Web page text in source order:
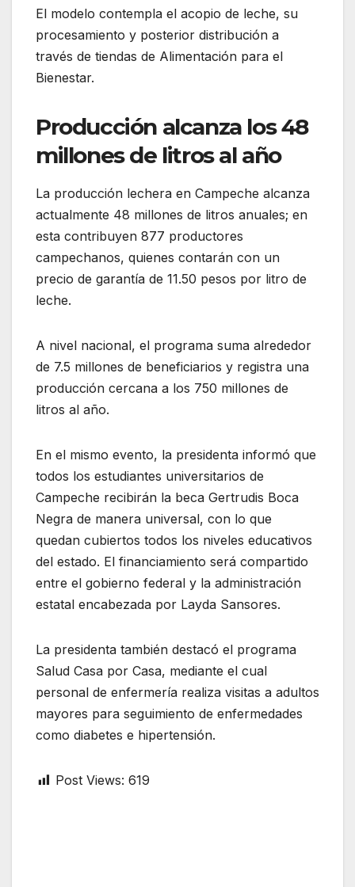
El modelo contempla el acopio de leche, su
procesamiento y posterior distribución a
través de tiendas de Alimentación para el
Bienestar.
Producción alcanza los 48
millones de litros al año
La producción lechera en Campeche alcanza
actualmente 48 millones de litros anuales; en
esta contribuyen 877 productores
campechanos, quienes contarán con un
precio de garantía de 11.50 pesos por litro de
leche.
A nivel nacional, el programa suma alrededor
de 7.5 millones de beneficiarios y registra una
producción cercana a los 750 millones de
litros al año.
En el mismo evento, la presidenta informó que
todos los estudiantes universitarios de
Campeche recibirán la beca Gertrudis Boca
Negra de manera universal, con lo que
quedan cubiertos todos los niveles educativos
del estado. El financiamiento será compartido
entre el gobierno federal y la administración
estatal encabezada por Layda Sansores.
La presidenta también destacó el programa
Salud Casa por Casa, mediante el cual
personal de enfermería realiza visitas a adultos
mayores para seguimiento de enfermedades
como diabetes e hipertensión.
Post Views: 619